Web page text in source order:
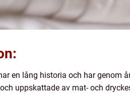
en lång historia och har genom
uppskattade av mat- och